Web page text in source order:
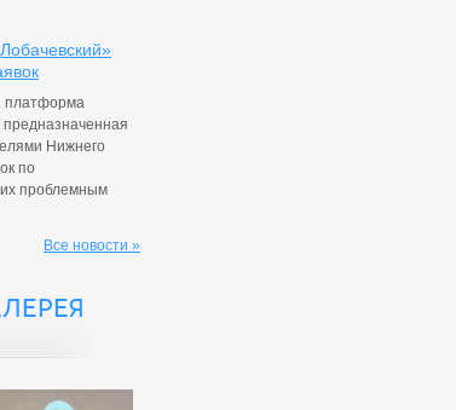
платформа
Нижнего
по
проблемным
Все новости »